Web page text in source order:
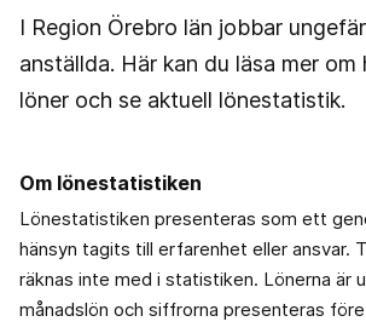
I Region Örebro län jobbar
anställda. Här kan du läsa mer
löner och se aktuell lönestatistik.
Om lönestatistiken
Lönestatistiken presenteras som ett
hänsyn tagits till erfarenhet eller ansvar.
räknas inte med i statistiken. Lönerna är
månadslön och siffrorna presenteras